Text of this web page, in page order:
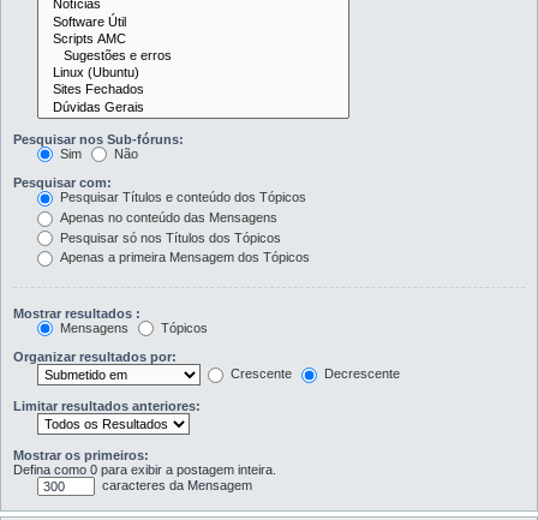
Pesquisar nos Sub-fóruns:
Sim
Não
Pesquisar com:
Pesquisar Títulos e conteúdo dos Tópicos
Apenas no conteúdo das Mensagens
Pesquisar só nos Títulos dos Tópicos
Apenas a primeira Mensagem dos Tópicos
Mostrar resultados :
Mensagens
Tópicos
Organizar resultados por:
Crescente
Decrescente
Limitar resultados anteriores:
Mostrar os primeiros:
Defina como 0 para exibir a postagem inteira.
caracteres da Mensagem